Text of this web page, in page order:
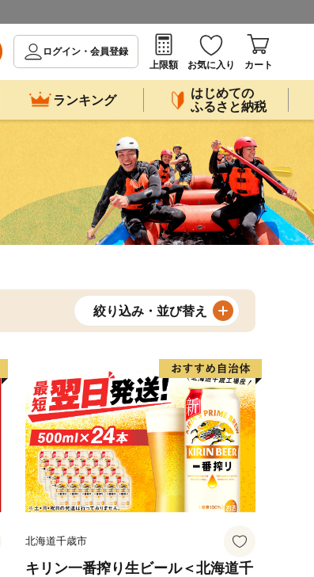
ログイン・会員登録
上限額
お気に入り カート
ランキング
はじめての
ふるさと納税
絞り込み・並び替え
北海道千歳市
キリン一番搾り生ビール＜北海道千